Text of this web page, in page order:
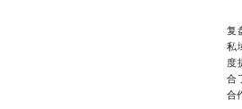
复
私
度
合
合